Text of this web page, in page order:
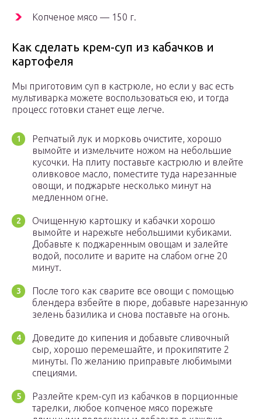
Копченое мясо — 150 г.
Как сделать крем-суп из кабачков и
картофеля
Мы приготовим суп в кастрюле, но если у вас есть
мультиварка можете воспользоваться ею, и тогда
процесс готовки станет еще легче.
Репчатый лук и морковь очистите, хорошо
вымойте и измельчите ножом на небольшие
кусочки. На плиту поставьте кастрюлю и влейте
оливковое масло, поместите туда нарезанные
овощи, и поджарьте несколько минут на
медленном огне.
Очищенную картошку и кабачки хорошо
вымойте и нарежьте небольшими кубиками.
Добавьте к поджаренным овощам и залейте
водой, посолите и варите на слабом огне 20
минут.
После того как сварите все овощи с помощью
блендера взбейте в пюре, добавьте нарезанную
зелень базилика и снова поставьте на огонь.
Доведите до кипения и добавьте сливочный
сыр, хорошо перемешайте, и прокипятите 2
минуты. По желанию приправьте любимыми
специями.
Разлейте крем-суп из кабачков в порционные
тарелки, любое копченое мясо порежьте